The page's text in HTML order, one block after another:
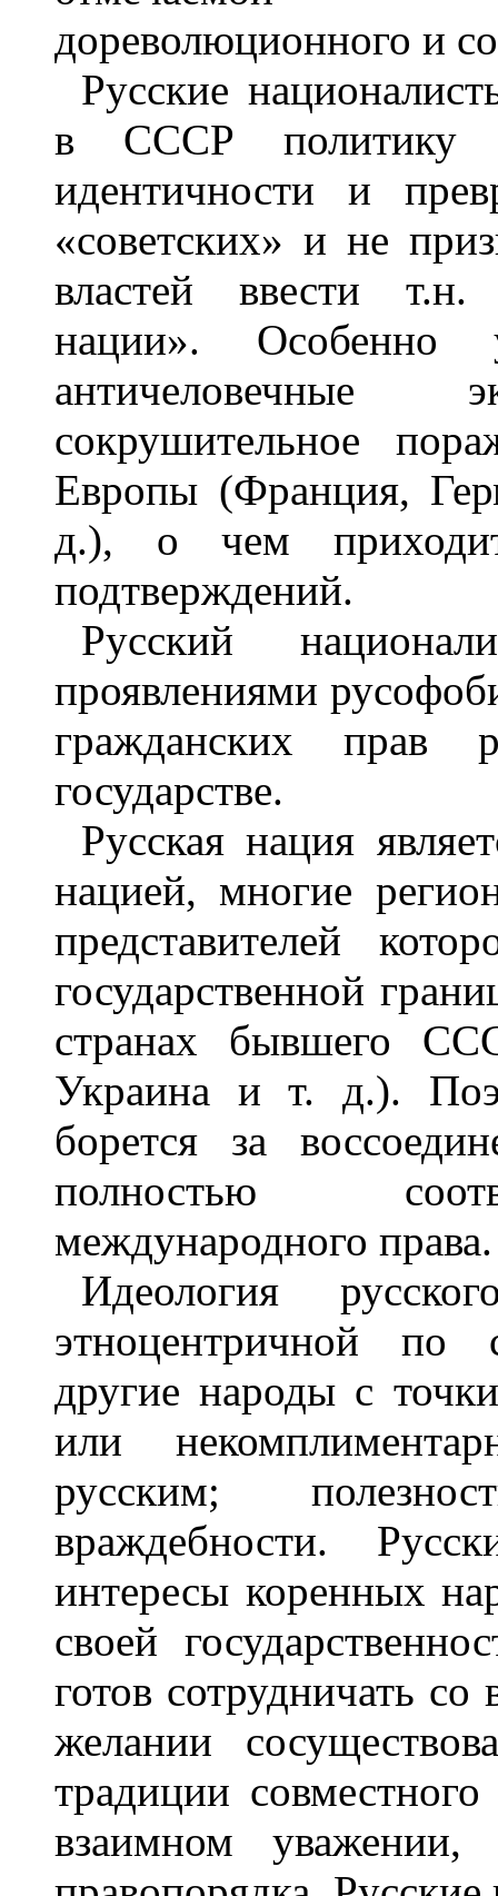
дореволюционного и
Русские
в СССР политику
идентичности и
«советских» и не
властей ввести
нации». Особенно
античеловечные
сокрушительное
Европы (Франция,
д.), о чем
подтверждений.
Русский
проявлениями
гражданских
государстве.
Русская нация
нацией, многие
представителей
государственной
странах бывшего
Украина и т. д.).
борется за
полностью
международного права.
Идеология
этноцентричной по
другие народы с
или
русским;
враждебности.
интересы коренных
своей
готов сотрудничать
желании
традиции
взаимном уважении,